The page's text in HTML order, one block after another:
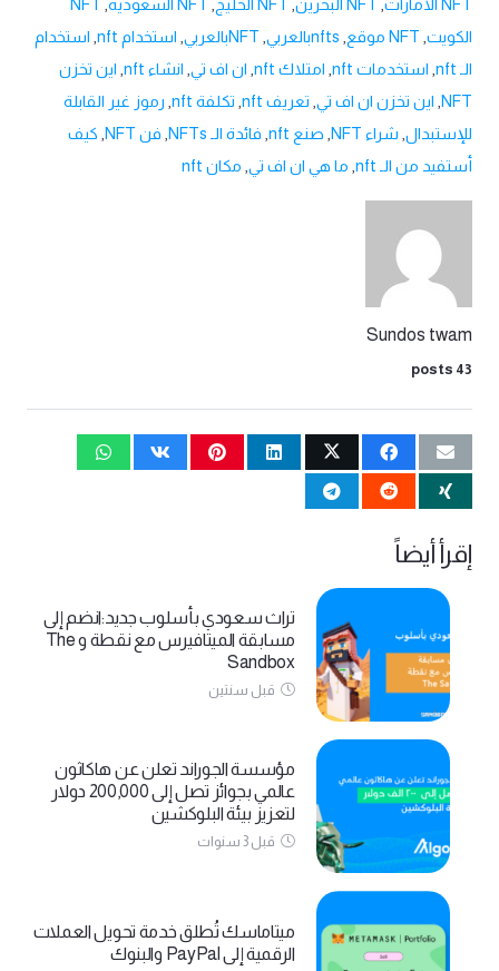
NFT الامارات , NFT البحرين , NFT الخليج , NFT السعودية ,
NFT
الكويت, NFT موقع , nftsبالعربي , NFTبالعربي , استخدام nft , استخدام
الـ nft
, استخدمات nft , امتلاك nft , ان اف تي, انشاء nft , اين تخزن
NFT
, اين تخزن ان اف تي, تعريف nft , تكلفة nft , رموز غير القابلة
للإستبدال, شراء NFT , صنع nft , فائدة الـ NFTs , فن NFT , كيف
أستفيد من الـ nft
, ما هي ان اف تي, مكان nft
Sundos twam
43 posts
إقرأ أيضاً
تراث سعودي بأسلوب جديد:انضم إلى
مسابقة الميتافيرس مع نقطة و The
Sandbox
قبل سنتين
مؤسسة الجوراند تعلن عن هاكاثون
عالمي بجوائز تصل إلى 200,000 دولار
لتعزيز بيئة البلوكشين
قبل 3 سنوات
ميتاماسك تُطلق خدمة تحويل العملات
الرقمية إلى PayPal والبنوك